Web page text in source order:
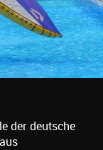
der deutsche